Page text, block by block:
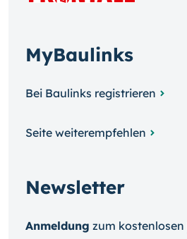
MyBaulinks
Bei Baulinks registrieren
Seite weiterempfehlen
Newsletter
Anmeldung zum kosten­losen